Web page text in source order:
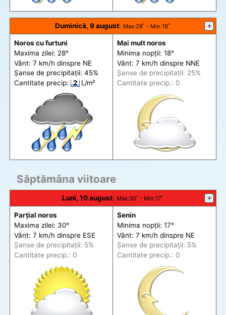
Duminică, 9 august: Max:28˚ - Min:18˚ +
Noros cu furtuni
Maxima zilei: 28°
Vânt: 7 km/h dinspre NE
Șanse de precipitații: 45%
Cantitate precip:
2 L/m²
Mai mult noros
Minima nopții: 18°
Vânt: 7 km/h dinspre NNE
Șanse de precipitații: 25%
Cantitate precip.: 0
Săptămâna viitoare
Luni, 10 august: Max:30˚ - Min:17˚ +
Parțial noros
Maxima zilei: 30°
Vânt: 7 km/h dinspre ESE
Șanse de precipitații: 5%
Cantitate precip.: 0
Senin
Minima nopții: 17°
Vânt: 7 km/h dinspre NE
Șanse de precipitații: 5%
Cantitate precip.: 0